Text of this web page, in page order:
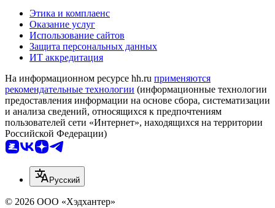
Этика и комплаенс
Оказание услуг
Использование сайтов
Защита персональных данных
ИТ аккредитация
На информационном ресурсе hh.ru применяются
рекомендательные технологии (информационные технологии
предоставления информации на основе сбора, систематизации
и анализа сведений, относящихся к предпочтениям
пользователей сети «Интернет», находящихся на территории
Российской Федерации)
Русский
© 2026 ООО «Хэдхантер»